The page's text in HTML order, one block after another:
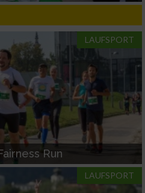
LAUFSPORT
Run
LAUFSPORT
Auswahl
Auswahl